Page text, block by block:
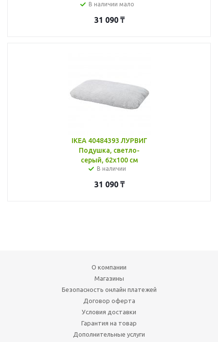
В наличии мало
31 090₸
IKEA 40484393 ЛУРВИГ
Подушка, светло-
серый, 62x100 см
В наличии
31 090₸
О компании
Магазины
Безопасность онлайн платежей
Договор оферта
Условия доставки
Гарантия на товар
Дополнительные услуги